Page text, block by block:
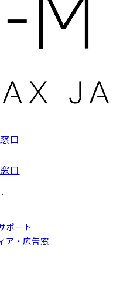
ポート
ア・広告窓
口
口